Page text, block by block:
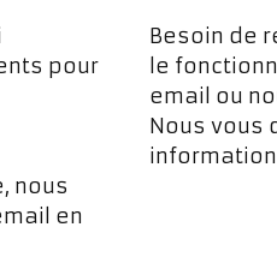
pour
nous
en
Besoin de
le
email ou
Nous vous